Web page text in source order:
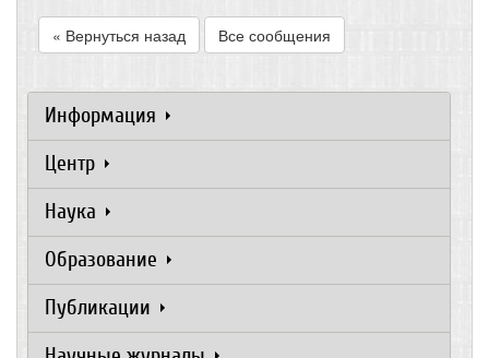
« Вернуться назад Все сообщения
Информация
Центр
Наука
Образование
Публикации